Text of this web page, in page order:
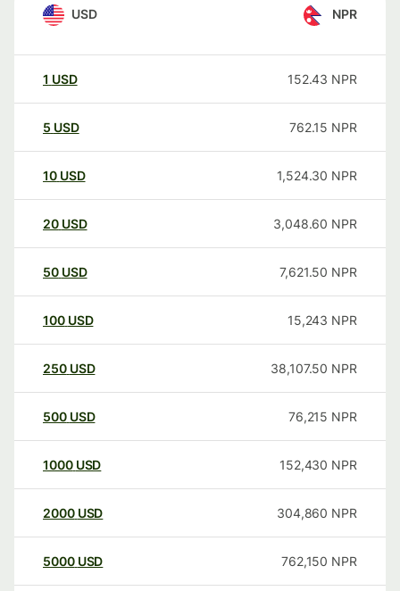
USD NPR
1 USD 152.43 NPR
5 USD 762.15 NPR
10 USD 1,524.30 NPR
20 USD 3,048.60 NPR
50 USD 7,621.50 NPR
100 USD 15,243 NPR
250 USD 38,107.50 NPR
500 USD 76,215 NPR
1000 USD 152,430 NPR
2000 USD 304,860 NPR
5000 USD 762,150 NPR